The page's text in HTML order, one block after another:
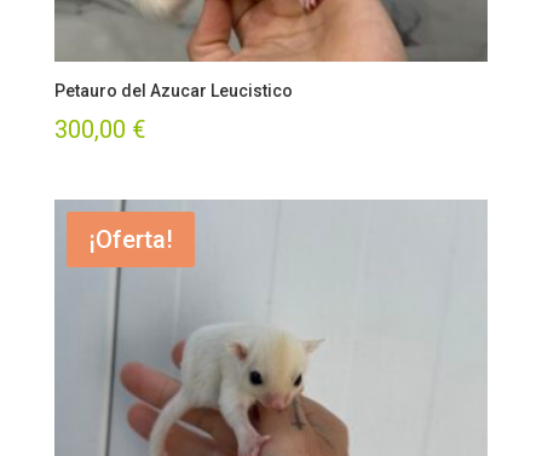
Petauro del Azucar Leucistico
300,00 €
¡Oferta!